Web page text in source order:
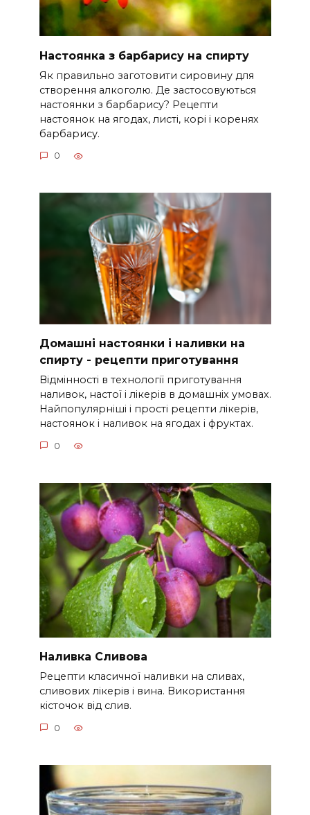
Настоянка з барбарису на спирту
Як правильно заготовити сировину для
створення алкоголю. Де застосовуються
настоянки з барбарису? Рецепти
настоянок на ягодах, листі, корі і коренях
барбарису.
0
Домашні настоянки і наливки на
спирту - рецепти приготування
Відмінності в технології приготування
наливок, настої і лікерів в домашніх умовах.
Найпопулярніші і прості рецепти лікерів,
настоянок і наливок на ягодах і фруктах.
0
Наливка Сливова
Рецепти класичної наливки на сливах,
сливових лікерів і вина. Використання
кісточок від слив.
0